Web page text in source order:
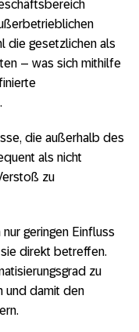
die gesetzlichen als
– was sich mithilfe
die außerhalb des
als nicht
zu
geringen Einfluss
direkt betreffen.
zu
und damit den